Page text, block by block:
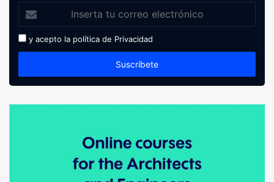
y acepto la política de Privacidad